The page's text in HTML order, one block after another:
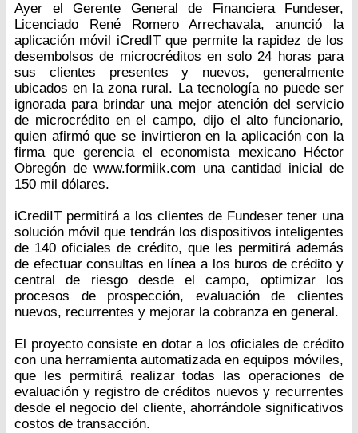
Ayer el Gerente General de Financiera Fundeser,
Licenciado René Romero Arrechavala, anunció la
aplicación móvil iCredIT que permite la rapidez de los
desembolsos de microcréditos en solo 24 horas para
sus clientes presentes y nuevos, generalmente
ubicados en la zona rural. La tecnología no puede ser
ignorada para brindar una mejor atención del servicio
de microcrédito en el campo, dijo el alto funcionario,
quien afirmó que se invirtieron en la aplicación con la
firma que gerencia el economista mexicano Héctor
Obregón de www.formiik.com una cantidad inicial de
150 mil dólares.
iCrediIT permitirá a los clientes de Fundeser tener una
solución móvil que tendrán los dispositivos inteligentes
de 140 oficiales de crédito, que les permitirá además
de efectuar consultas en línea a los buros de crédito y
central de riesgo desde el campo, optimizar los
procesos de prospección, evaluación de clientes
nuevos, recurrentes y mejorar la cobranza en general.
El proyecto consiste en dotar a los oficiales de crédito
con una herramienta automatizada en equipos móviles,
que les permitirá realizar todas las operaciones de
evaluación y registro de créditos nuevos y recurrentes
desde el negocio del cliente, ahorrándole significativos
costos de transacción.